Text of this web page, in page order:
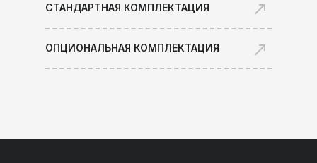
СТАНДАРТНАЯ КОМПЛЕКТАЦИЯ
ОПЦИОНАЛЬНАЯ КОМПЛЕКТАЦИЯ